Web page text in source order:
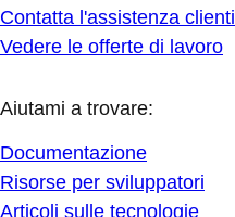
Contatta l'assistenza clienti
Vedere le offerte di lavoro
Aiutami a trovare:
Documentazione
Risorse per sviluppatori
Articoli sulle tecnologie